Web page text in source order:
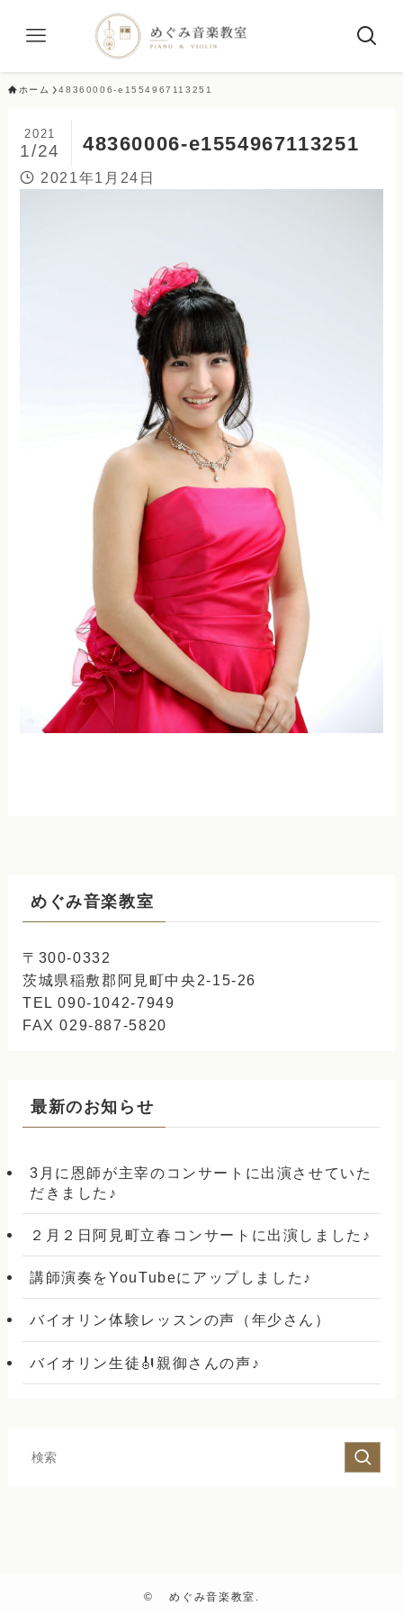
ホーム 48360006-e1554967113251
48360006-e1554967113251
2021
1/24
2021年1月24日
めぐみ音楽教室
〒300-0332
茨城県稲敷郡阿見町中央2-15-26
TEL 090-1042-7949
FAX 029-887-5820
最新のお知らせ
3月に恩師が主宰のコンサートに出演させていた
だきました♪
２月２日阿見町立春コンサートに出演しました♪
講師演奏をYouTubeにアップしました♪
バイオリン体験レッスンの声（年少さん）
バイオリン生徒🎻親御さんの声♪
© めぐみ音楽教室.